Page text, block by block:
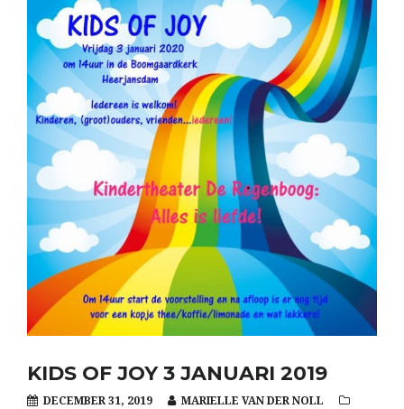
KIDS OF JOY 3 JANUARI 2019
DECEMBER 31, 2019
MARIELLE VAN DER NOLL